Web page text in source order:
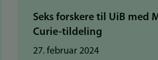
Seks forskere til UiB med
Curie-tildeling
27. februar 2024